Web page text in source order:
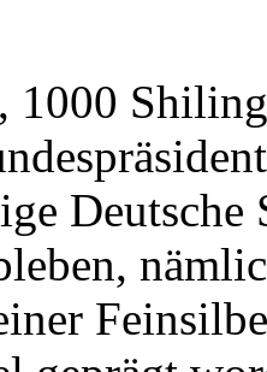
1000
Deutsche